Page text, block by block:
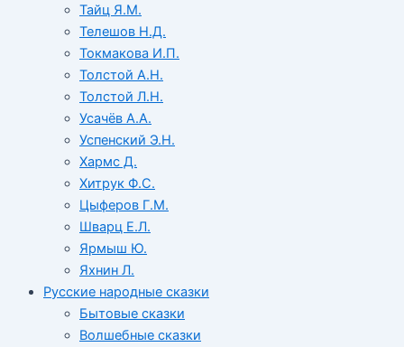
Тайц Я.М.
Телешов Н.Д.
Токмакова И.П.
Толстой А.Н.
Толстой Л.Н.
Усачёв А.А.
Успенский Э.Н.
Хармс Д.
Хитрук Ф.С.
Цыферов Г.М.
Шварц Е.Л.
Ярмыш Ю.
Яхнин Л.
Русские народные сказки
Бытовые сказки
Волшебные сказки